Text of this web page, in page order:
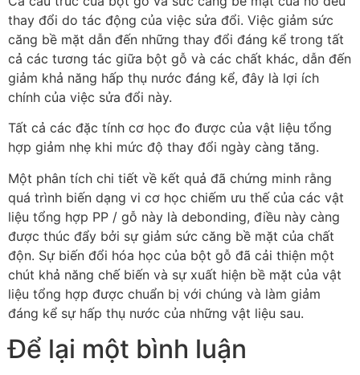
thay đổi do tác động của việc sửa đổi. Việc giảm sức
căng bề mặt dẫn đến những thay đổi đáng kể trong tất
cả các tương tác giữa bột gỗ và các chất khác, dẫn đến
giảm khả năng hấp thụ nước đáng kể, đây là lợi ích
chính của việc sửa đổi này.
Tất cả các đặc tính cơ học đo được của vật liệu tổng
hợp giảm nhẹ khi mức độ thay đổi ngày càng tăng.
Một phân tích chi tiết về kết quả đã chứng minh rằng
quá trình biến dạng vi cơ học chiếm ưu thế của các vật
liệu tổng hợp PP / gỗ này là debonding, điều này càng
được thúc đẩy bởi sự giảm sức căng bề mặt của chất
độn. Sự biến đổi hóa học của bột gỗ đã cải thiện một
chút khả năng chế biến và sự xuất hiện bề mặt của vật
liệu tổng hợp được chuẩn bị với chúng và làm giảm
đáng kể sự hấp thụ nước của những vật liệu sau.
Để lại một bình luận